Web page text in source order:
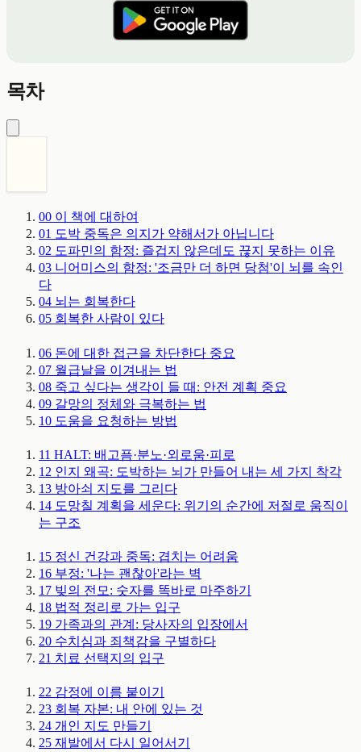
목차
00 이 책에 대하여
01 도박 중독은 의지가 약해서가 아닙니다
02 도파민의 함정: 즐겁지 않은데도 끊지 못하는 이유
03 니어미스의 함정: '조금만 더 하면 당첨'이 뇌를 속인
다
04 뇌는 회복한다
05 회복한 사람이 있다
06 돈에 대한 접근을 차단한다 중요
07 월급날을 이겨내는 법
08 죽고 싶다는 생각이 들 때: 안전 계획 중요
09 갈망의 정체와 극복하는 법
10 도움을 요청하는 방법
11 HALT: 배고픔·분노·외로움·피로
12 인지 왜곡: 도박하는 뇌가 만들어 내는 세 가지 착각
13 방아쇠 지도를 그리다
14 도망칠 계획을 세운다: 위기의 순간에 저절로 움직이
는 구조
15 정신 건강과 중독: 겹치는 어려움
16 부정: '나는 괜찮아'라는 벽
17 빚의 전모: 숫자를 똑바로 마주하기
18 법적 정리로 가는 입구
19 가족과의 관계: 당사자의 입장에서
20 수치심과 죄책감을 구별하다
21 치료 선택지의 입구
22 감정에 이름 붙이기
23 회복 자본: 내 안에 있는 것
24 개인 지도 만들기
25 재발에서 다시 일어서기